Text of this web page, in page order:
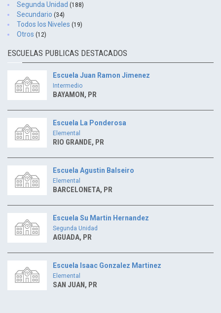
Segunda Unidad (188)
Secundario (34)
Todos los Niveles (19)
Otros (12)
ESCUELAS PUBLICAS DESTACADOS
Escuela Juan Ramon Jimenez
Intermedio
BAYAMON, PR
Escuela La Ponderosa
Elemental
RIO GRANDE, PR
Escuela Agustin Balseiro
Elemental
BARCELONETA, PR
Escuela Su Martin Hernandez
Segunda Unidad
AGUADA, PR
Escuela Isaac Gonzalez Martinez
Elemental
SAN JUAN, PR